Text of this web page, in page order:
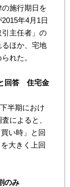
施行期日を
年4月1日
主任者」の
ほか、宅地
れた。
回答 住宅金
半期におけ
によると、
い時」と回
大きく上回
のみ